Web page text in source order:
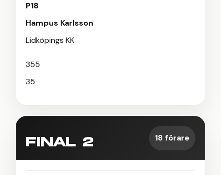
P18
Hampus Karlsson
Lidköpings KK
355
35
FINAL 2 18 förare